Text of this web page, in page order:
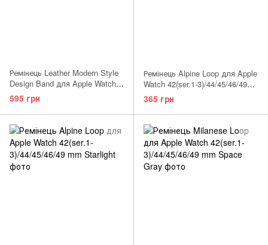
Ремінець Leather Modern Style
Design Band для Apple Watch
42(ser.1-3)/44/45/46/49 mm Gray
595 грн
Ремінець Alpine Loop для Apple
Watch 42(ser.1-3)/44/45/46/49
mm Green
365 грн